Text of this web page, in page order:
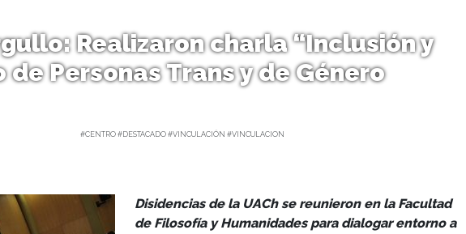
Realizaron charla “Inclusión y
de Personas Trans y de Género
#CENTRO #DESTACADO #VINCULACIÓN #VINCULACION
Disidencias de la UACh se reunieron en la Facultad
de Filosofía y Humanidades para dialogar entorno a